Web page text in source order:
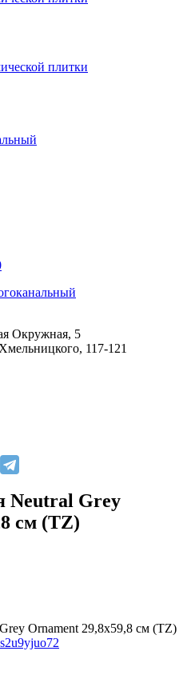
Окружная, 5
117-121
Neutral Grey
см (TZ)
Ornament 29,8x59,8 см (TZ)